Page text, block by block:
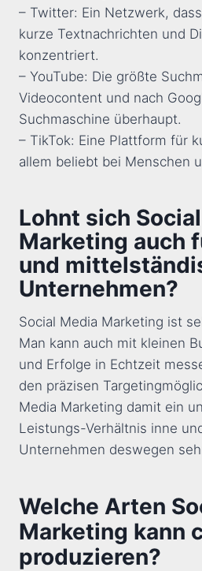
– Twitter: Ein Netzwerk,
kurze Textnachrichten und
konzentriert.
– YouTube: Die größte
Videocontent und nach
Suchmaschine überhaupt.
– TikTok: Eine Plattform für
allem beliebt bei Menschen
Lohnt sich
Marketing auch
und
Unternehmen?
Social Media Marketing ist
Man kann auch mit kleinen
und Erfolge in Echtzeit
den präzisen
Media Marketing damit ein
Leistungs-Verhältnis inne
Unternehmen deswegen
Welche Arten
Marketing kann
produzieren?